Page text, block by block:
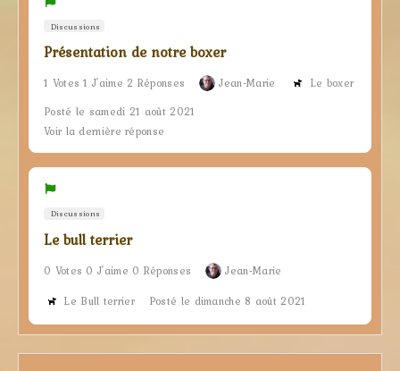
Discussions
Présentation de notre boxer
1 Votes 1 J'aime 2 Réponses Jean-Marie
Le boxer
Posté le samedi 21 août 2021
Voir la dernière réponse
Discussions
Le bull terrier
0 Votes 0 J'aime 0 Réponses
Jean-Marie
Le Bull terrier
Posté le dimanche 8 août 2021